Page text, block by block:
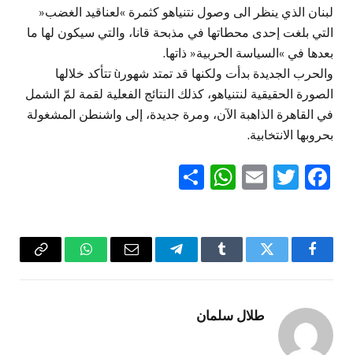
لبنان الذي ينظر الى وصول نتنياهو كثمرة »لعناقيد الغضب«
التي بلغت إحدى محطاتها في مذبحة قانا، والتي سيكون لها ما
بعدها في »السياسة الحربية« ذاتها.
والحرب الجديدة بدأت ولكنها قد تمتد شهورù تتأكد خلالها
الصورة الحقيقية لنتنياهو، كذلك النتائج الفعلية لقمة لمّ الشمل
في القاهرة الذاهبة الآن، ومرة جديدة، إلى واشنطن المشغولة
بحروبها الانتخابية.
Facebook
Twitter
Email
WhatsApp
فيسبوكتويتر Tumblr تيلقرام البريد
واتسابCopy
طلال سلمان